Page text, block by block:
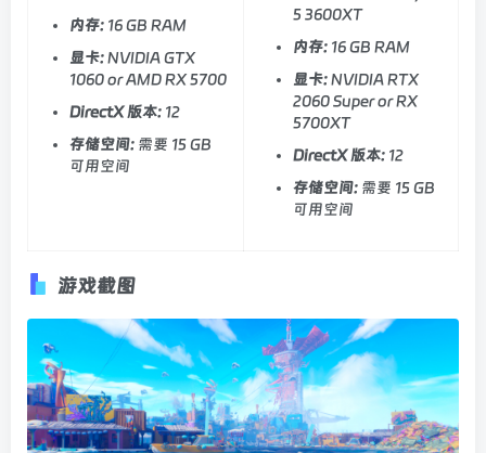
内存: 16 GB RAM
显卡:NVIDIA GTX
1060 or AMD RX 5700
DirectX 版本: 12
存储空间: 需要 15 GB
可用空间
5 3600XT
内存: 16 GB RAM
显卡:NVIDIA RTX
2060 Super or RX
5700XT
DirectX 版本: 12
存储空间: 需要 15 GB
可用空间
游戏截图